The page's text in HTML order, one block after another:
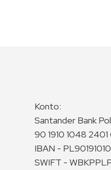
Konto:
Santander Bank
90 1910 1048
IBAN -
SWIFT -